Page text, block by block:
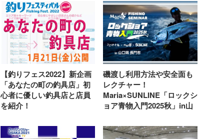
【釣りフェス2022】新企画
「あなたの町の釣具店」初
心者に優しい釣具店と店員
を紹介！
磯渡し利用方法や安全面も
レクチャー！
Maria×SUNLINE「ロックシ
ョア青物入門2025秋」in山